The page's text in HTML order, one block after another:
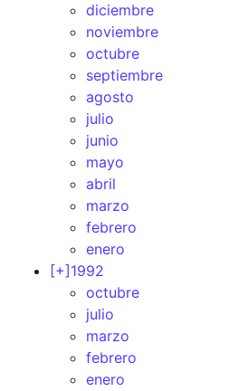
diciembre
noviembre
octubre
septiembre
agosto
julio
junio
mayo
abril
marzo
febrero
enero
[+] 1992
octubre
julio
marzo
febrero
enero